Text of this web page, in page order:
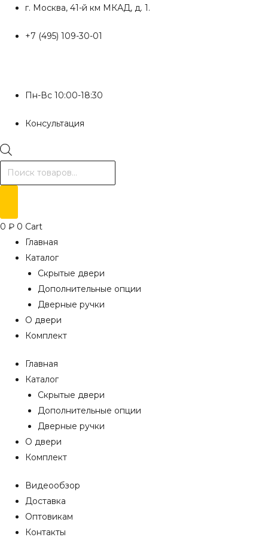
Перейти
содержимому
г. Москва, 41-й км МКАД, д. 1.
+7 (495) 109-30-01
Пн-Вс 10:00-18:30
Консультация
Поиск
товаров
0 ₽ 0 Cart
Главная
Каталог
Скрытые двери
Дополнительные опции
Дверные ручки
О двери
Комплект
Главная
Каталог
Скрытые двери
Дополнительные опции
Дверные ручки
О двери
Комплект
Видеообзор
Доставка
Оптовикам
Контакты